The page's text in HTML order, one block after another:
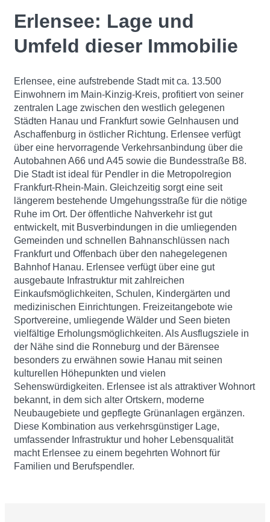
Erlensee: Lage und
Umfeld dieser Immobilie
Erlensee, eine aufstrebende Stadt mit ca. 13.500
Einwohnern im Main-Kinzig-Kreis, profitiert von seiner
zentralen Lage zwischen den westlich gelegenen
Städten Hanau und Frankfurt sowie Gelnhausen und
Aschaffenburg in östlicher Richtung. Erlensee verfügt
über eine hervorragende Verkehrsanbindung über die
Autobahnen A66 und A45 sowie die Bundesstraße B8.
Die Stadt ist ideal für Pendler in die Metropolregion
Frankfurt-Rhein-Main. Gleichzeitig sorgt eine seit
längerem bestehende Umgehungsstraße für die nötige
Ruhe im Ort. Der öffentliche Nahverkehr ist gut
entwickelt, mit Busverbindungen in die umliegenden
Gemeinden und schnellen Bahnanschlüssen nach
Frankfurt und Offenbach über den nahegelegenen
Bahnhof Hanau. Erlensee verfügt über eine gut
ausgebaute Infrastruktur mit zahlreichen
Einkaufsmöglichkeiten, Schulen, Kindergärten und
medizinischen Einrichtungen. Freizeitangebote wie
Sportvereine, umliegende Wälder und Seen bieten
vielfältige Erholungsmöglichkeiten. Als Ausflugsziele in
der Nähe sind die Ronneburg und der Bärensee
besonders zu erwähnen sowie Hanau mit seinen
kulturellen Höhepunkten und vielen
Sehenswürdigkeiten. Erlensee ist als attraktiver Wohnort
bekannt, in dem sich alter Ortskern, moderne
Neubaugebiete und gepflegte Grünanlagen ergänzen.
Diese Kombination aus verkehrsgünstiger Lage,
umfassender Infrastruktur und hoher Lebensqualität
macht Erlensee zu einem begehrten Wohnort für
Familien und Berufspendler.